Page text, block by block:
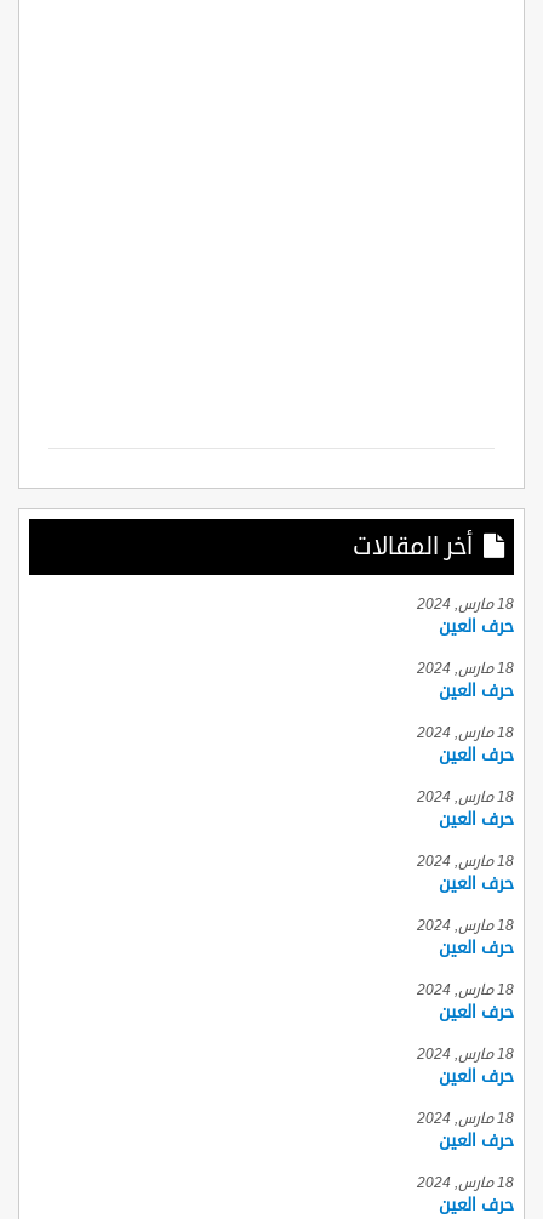
أخر المقالات
18 مارس, 2024
حرف العين
18 مارس, 2024
حرف العين
18 مارس, 2024
حرف العين
18 مارس, 2024
حرف العين
18 مارس, 2024
حرف العين
18 مارس, 2024
حرف العين
18 مارس, 2024
حرف العين
18 مارس, 2024
حرف العين
18 مارس, 2024
حرف العين
18 مارس, 2024
حرف العين